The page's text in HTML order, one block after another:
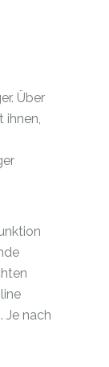
Über
Je nach